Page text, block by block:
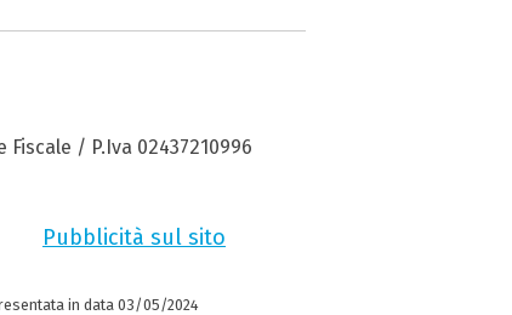
/ P.Iva 02437210996
Pubblicità sul sito
in data 03/05/2024